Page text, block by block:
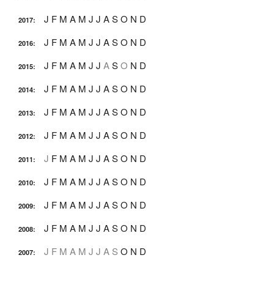
2017: J F M A M J J ASO N D
2016: J F M A M J J ASO N D
2015: J F M A M J J ASO N D
2014: J F M A M J J ASO N D
2013: J F M A M J J ASO N D
2012: J F M A M J J ASO N D
2011: J F M A M J J ASO N D
2010: J F M A M J J ASO N D
2009: J F M A M J J ASO N D
2008: J F M A M J J ASO N D
2007: J F M A M J J A S O N D